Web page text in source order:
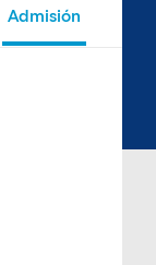
Admisión